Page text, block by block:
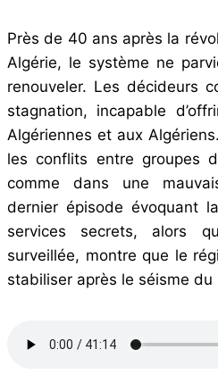
Près de 40 ans après la
Algérie, le système ne
renouveler. Les décideurs
stagnation, incapable
Algériennes et aux
les conflits entre groupes
comme dans une
dernier épisode évoquant
services secrets, alors
surveillée, montre que le
stabiliser après le séisme du